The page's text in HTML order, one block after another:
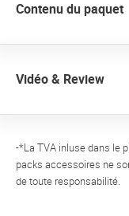
Contenu du paquet
Vidéo & Review
-*La TVA inluse dans le
packs accessoires ne
de toute responsabilité.